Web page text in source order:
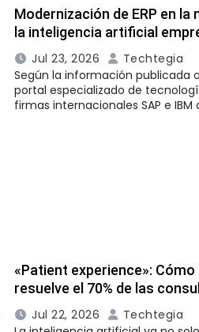
Modernización de ERP en la
la inteligencia artificial
Jul 23, 2026
Techtegia
Según la información publicada
portal especializado de
firmas internacionales SAP e
«Patient experience»: Cómo
resuelve el 70% de las
Jul 22, 2026
Techtegia